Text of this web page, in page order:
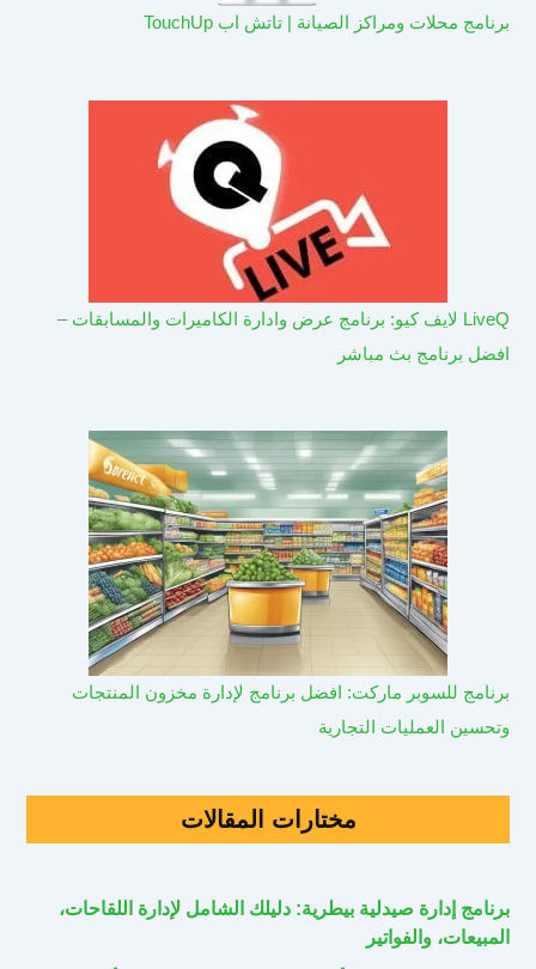
برنامج محلات ومراكز الصيانة | تاتش اب TouchUp
LiveQ لايف كيو: برنامج عرض وادارة الكاميرات والمسابقات –
افضل برنامج بث مباشر
برنامج للسوبر ماركت: افضل برنامج لإدارة مخزون المنتجات
وتحسين العمليات التجارية
مختارات المقالات
برنامج إدارة صيدلية بيطرية: دليلك الشامل لإدارة اللقاحات،
المبيعات، والفواتير